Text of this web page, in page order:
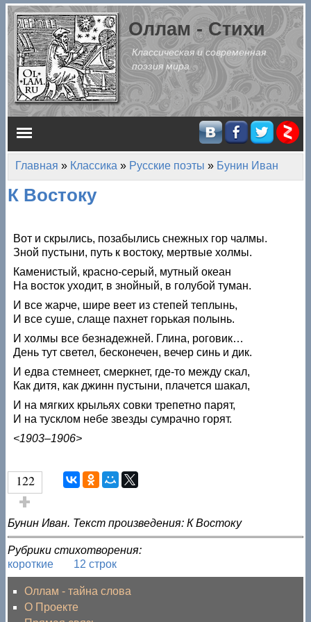
Перейти к основному содержанию
Оллам - Стихи
Классическая и современная
поэзия мира
Главное меню
Вы здесь
Главная » Классика » Русские поэты » Бунин Иван
К Востоку
Вот и скрылись, позабылись снежных гор чалмы.
Зной пустыни, путь к востоку, мертвые холмы.
Каменистый, красно-серый, мутный океан
На восток уходит, в знойный, в голубой туман.
И все жарче, шире веет из степей теплынь,
И все суше, слаще пахнет горькая полынь.
И холмы все безнадежней. Глина, роговик…
День тут светел, бесконечен, вечер синь и дик.
И едва стемнеет, смеркнет, где-то между скал,
Как дитя, как джинн пустыни, плачется шакал,
И на мягких крыльях совки трепетно парят,
И на тусклом небе звезды сумрачно горят.
<1903–1906>
122
Голос за!
Бунин Иван. Текст произведения: К Востоку
Рубрики стихотворения:
короткие
12 строк
Оллам - тайна слова
О Проекте